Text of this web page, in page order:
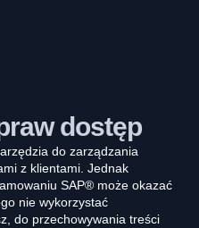
dostęp
do zarządzania
z klientami. Jednak
SAP® może okazać
nie wykorzystać
do przechowywania treści